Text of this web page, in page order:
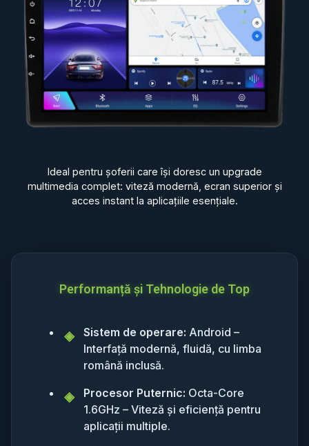
Ideal pentru șoferii care își doresc un upgrade
multimedia complet: viteză modernă, ecran superior și
acces instant la aplicațiile esențiale.
Performanță și Tehnologie de Top
Sistem de operare: Android –
Interfață modernă, fluidă, cu limba
română inclusă.
Procesor Puternic: Octa-Core
1.6GHz – Viteză și eficiență pentru
aplicații multiple.